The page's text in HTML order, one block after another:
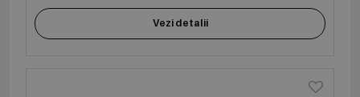
Vezi detalii